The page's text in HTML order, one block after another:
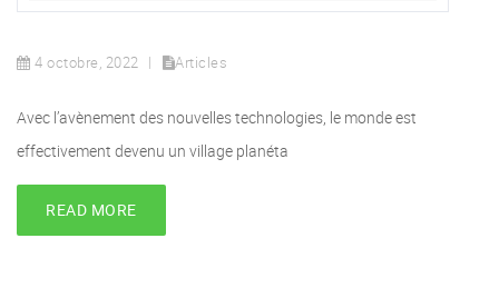
4 octobre, 2022 Articles
Avec l’avènement des nouvelles technologies, le monde est
effectivement devenu un village planéta
READ MORE